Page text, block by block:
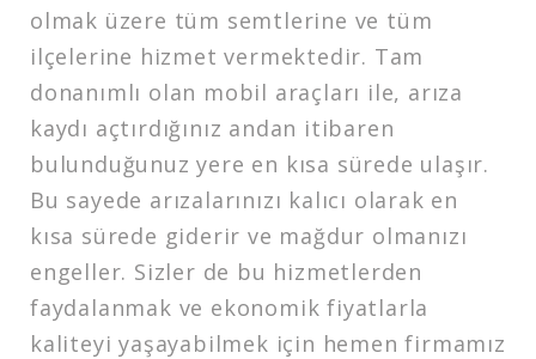
olmak üzere tüm semtlerine ve tüm
ilçelerine hizmet vermektedir. Tam
donanımlı olan mobil araçları ile, arıza
kaydı açtırdığınız andan itibaren
bulunduğunuz yere en kısa sürede ulaşır.
Bu sayede arızalarınızı kalıcı olarak en
kısa sürede giderir ve mağdur olmanızı
engeller. Sizler de bu hizmetlerden
faydalanmak ve ekonomik fiyatlarla
kaliteyi yaşayabilmek için hemen firmamız